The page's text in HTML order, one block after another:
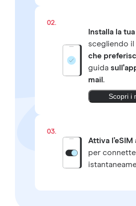
02.
Installa la
scegliendo il
che
guida
mail .
Scopri i
03.
Attiva
per